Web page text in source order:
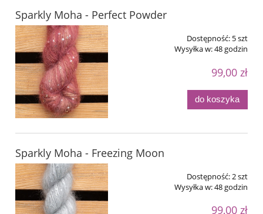
Sparkly Moha - Perfect Powder
Dostępność: 5 szt
Wysyłka w:48 godzin
99,00 zł
do koszyka
Sparkly Moha - Freezing Moon
Dostępność: 2 szt
Wysyłka w:48 godzin
99,00 zł